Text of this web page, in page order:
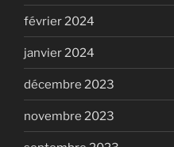
février 2024
janvier 2024
décembre 2023
novembre 2023